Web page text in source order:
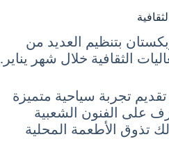
بتنظيم العديد من
الثقافية خلال شهر يناير.
تجربة سياحية متميزة
على الفنون الشعبية
تذوق الأطعمة المحلية